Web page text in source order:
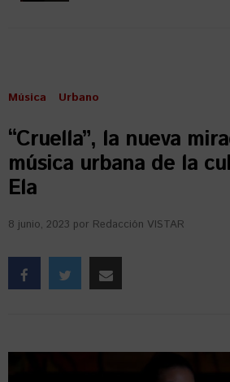
Música Urbano
“Cruella”, la nueva
música urbana de la
Ela
8 junio, 2023 por Redacción VISTAR